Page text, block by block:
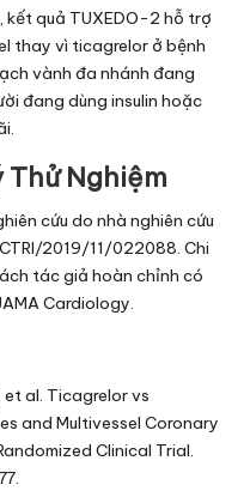
kết quả TUXEDO-2 hỗ trợ
thay vì ticagrelor ở bệnh
vành đa nhánh đang
đang dùng insulin hoặc
Thử Nghiệm
cứu do nhà nghiên cứu
2019/11/022088. Chi
tác giả hoàn chỉnh có
Cardiology.
et al. Ticagrelor vs
and Multivessel Coronary
Clinical Trial.